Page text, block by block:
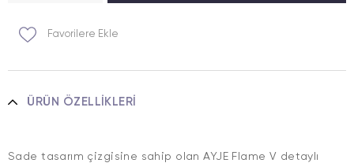
Favorilere Ekle
ÜRÜN ÖZELLIKLERI
Sade tasarım çizgisine sahip olan AYJE Flame V detaylı